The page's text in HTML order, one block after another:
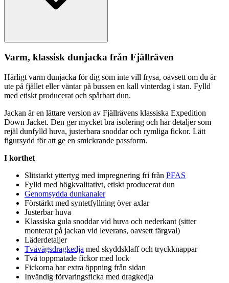
Varm, klassisk dunjacka från Fjällräven
Härligt varm dunjacka för dig som inte vill frysa, oavsett om du är
ute på fjället eller väntar på bussen en kall vinterdag i stan. Fylld
med etiskt producerat och spårbart dun.
Jackan är en lättare version av Fjällrävens klassiska Expedition
Down Jacket. Den ger mycket bra isolering och har detaljer som
rejäl dunfylld huva, justerbara snoddar och rymliga fickor. Lätt
figursydd för att ge en smickrande passform.
I korthet
Slitstarkt yttertyg med impregnering fri från PFAS
Fylld med högkvalitativt, etiskt producerat dun
Genomsydda dunkanaler
Förstärkt med syntetfyllning över axlar
Justerbar huva
Klassiska gula snoddar vid huva och nederkant (sitter
monterat på jackan vid leverans, oavsett färgval)
Läderdetaljer
Tvåvägsdragkedja med skyddsklaff och tryckknappar
Två toppmatade fickor med lock
Fickorna har extra öppning från sidan
Invändig förvaringsficka med dragkedja